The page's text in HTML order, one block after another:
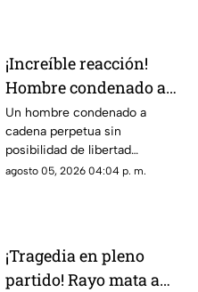
una exposición prolongada,
podría aumentar el riesgo de
desarrollar cáncer.
¡Increíble reacción!
Hombre condenado a
cadena perpetua rompe
en llanto porque nunca
podrá jugar GTA VI
Un hombre condenado a
cadena perpetua sin
posibilidad de libertad
condicional protagonizó una
agosto 05, 2026 04:04 p. m.
¡Tragedia en pleno
partido! Rayo mata a